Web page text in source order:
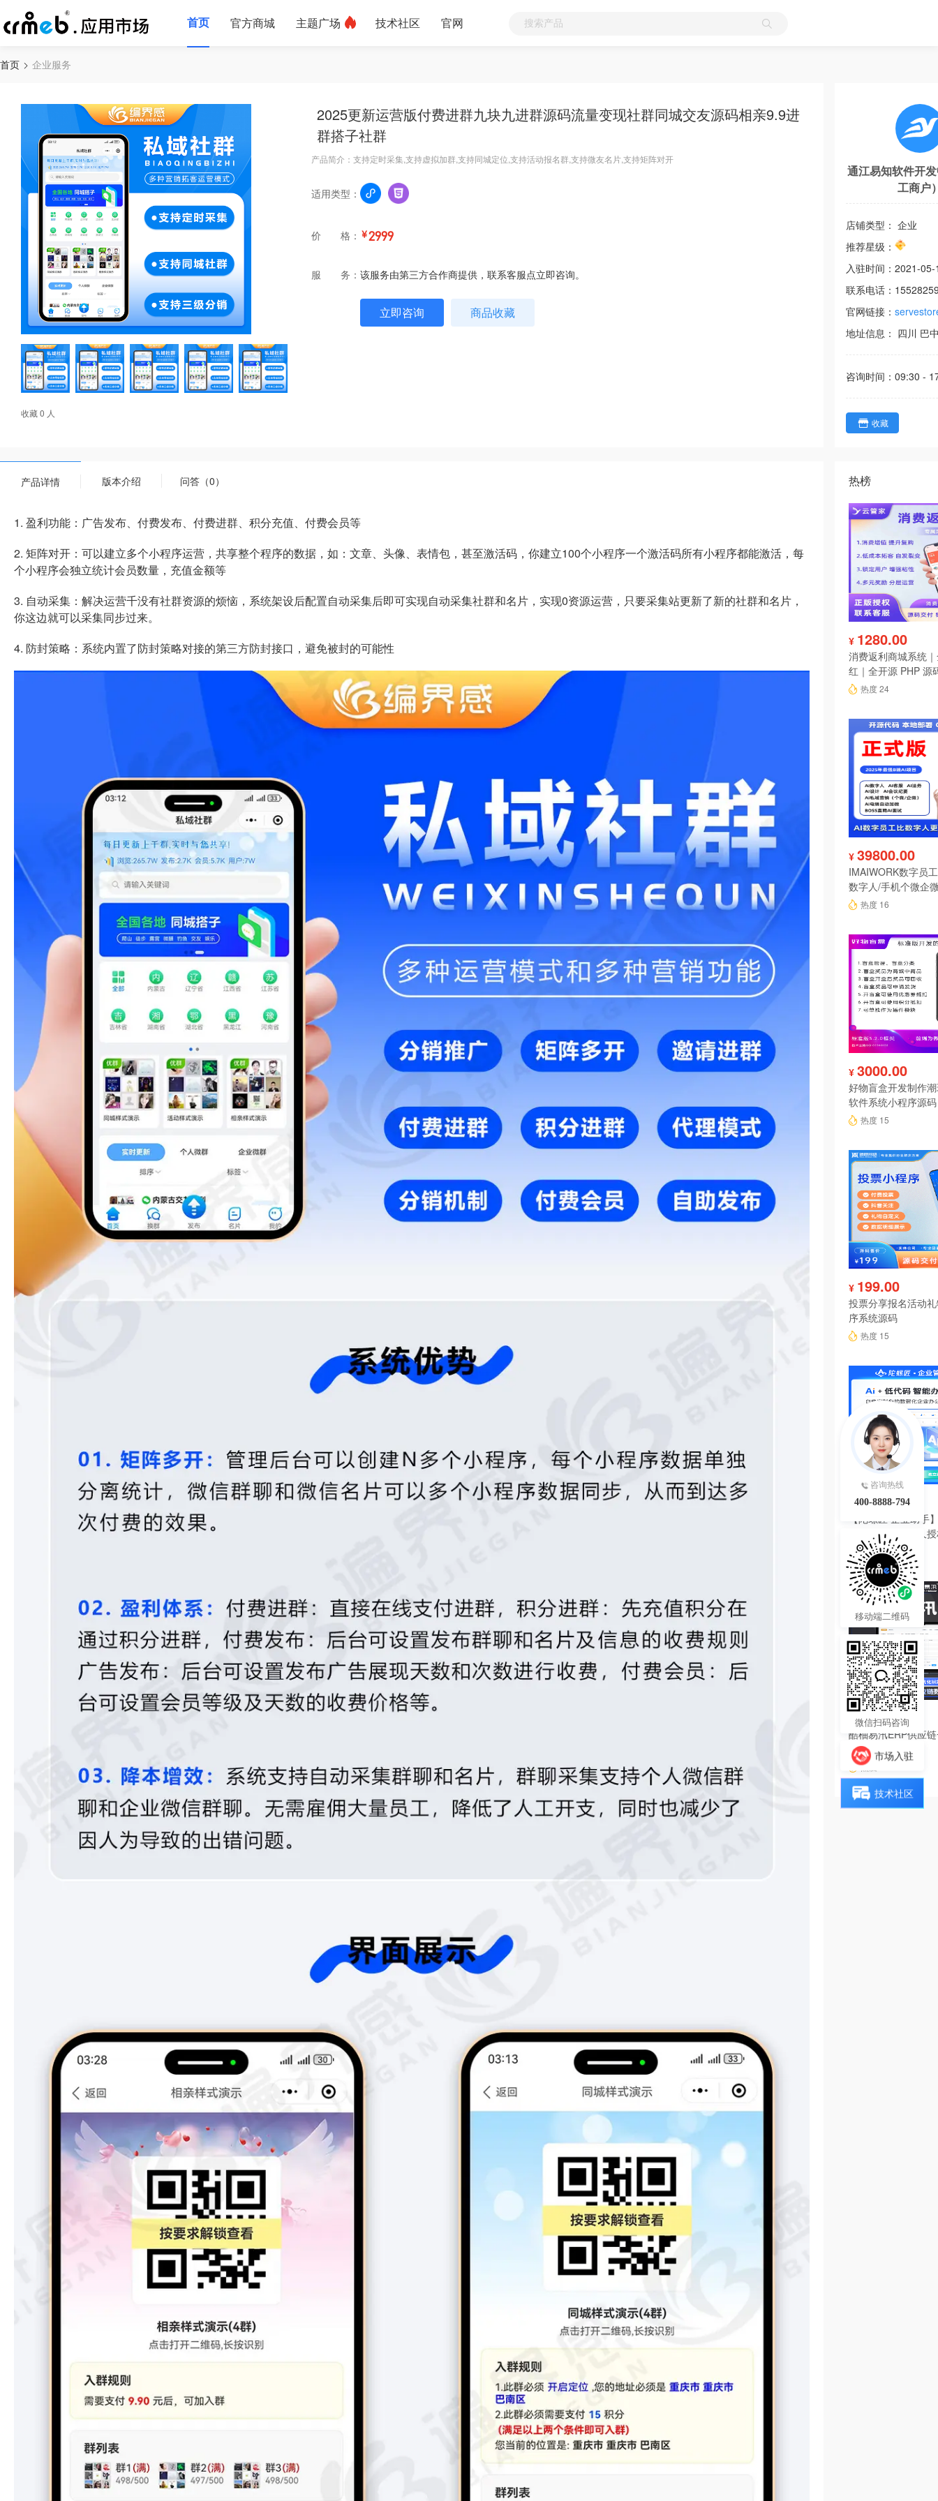
首页 官方商城 主题广场 技术社区 官网
首页 企业服务
收藏 0 人
2025更新运营版付费进群九块九进群源码流量变现社群同城交友源码相亲9.9进
群搭子社群
产品简介：支持定时采集,支持虚拟加群,支持同城定位,支持活动报名群,支持微友名片,支持矩阵对开
适用类型：
价 格： ￥2999
服 务： 该服务由第三方合作商提供，联系客服点立即咨询。
立即咨询 商品收藏
通江易知软件开
工商户
店铺类型： 企业
推荐星级：
入驻时间： 2021-05-
联系电话：
官网链接：
地址信息： 四川 巴
咨询时间： 09:30 -
收藏
产品详情 版本介绍 问答（0）
1. 盈利功能：广告发布、付费发布、付费进群、积分充值、付费会员等
2. 矩阵对开：可以建立多个小程序运营，共享整个程序的数据，如：文章、头像、表情包，甚至激活码，你建立100个小程序一个激活码所有小程序都能激活，每
个小程序会独立统计会员数量，充值金额等
3. 自动采集：解决运营千没有社群资源的烦恼，系统架设后配置自动采集后即可实现自动采集社群和名片，实现0资源运营，只要采集站更新了新的社群和名片，
你这边就可以采集同步过来。
4. 防封策略：系统内置了防封策略对接的第三方防封接口，避免被封的可能性
热榜
¥ 1280.00
消费返利商城系统
红｜全开源 PHP 源
热度 24
¥ 39800.00
IMAIWORK数字员
数字人/手机个微企
陪练/电销/客服/法
热度 16
¥ 3000.00
好物盲盒开发制作
软件系统小程序源码
热度 15
¥ 199.00
投票分享报名活动
序系统源码
热度 15
6980.00
【陀螺匠·企业助手
理系统独立版永久
热度 15
4680.00
酷柚易汛ERP供应
系统
热度 14
咨询热线
400-8888-794
移动端二维码
微信扫码咨询
市场入驻
技术社区